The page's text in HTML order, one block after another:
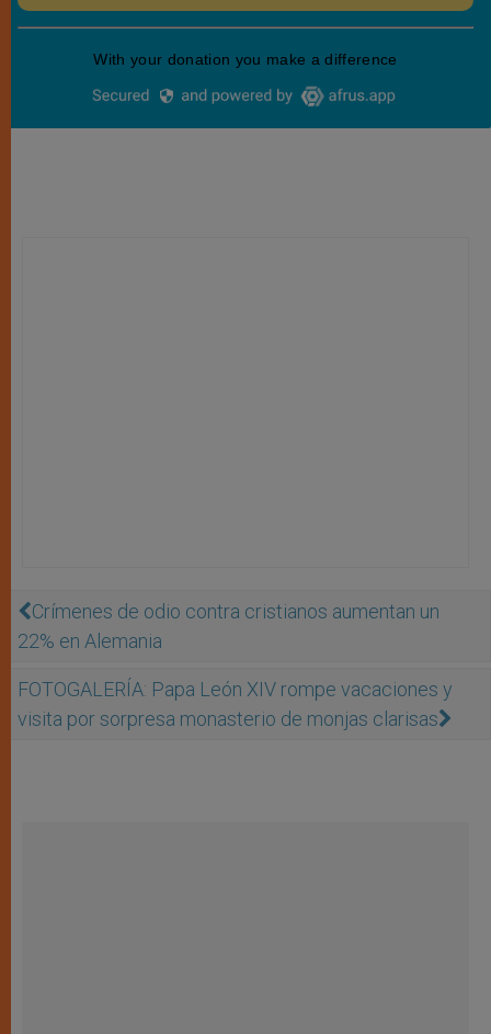
Crímenes de odio contra cristianos aumentan un
22% en Alemania
FOTOGALERÍA: Papa León XIV rompe vacaciones y
visita por sorpresa monasterio de monjas clarisas